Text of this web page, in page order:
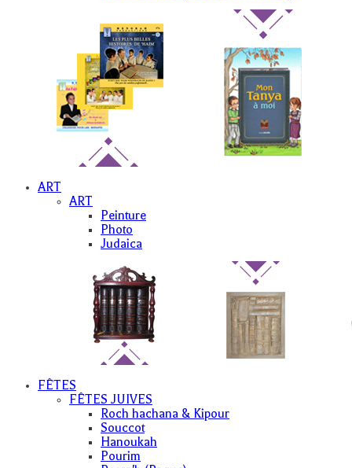
ART
ART
Peinture
Photo
Judaica
FÊTES
FÊTES JUIVES
Roch hachana & Kipour
Souccot
Hanoukah
Pourim